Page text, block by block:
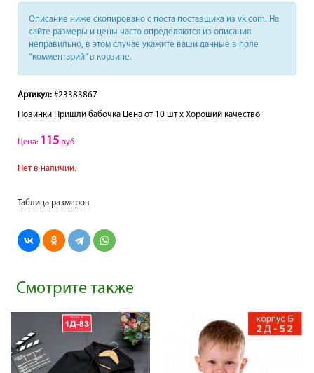
Описание ниже скопировано с поста поставщика из vk.com. На
сайте размеры и цены часто определяются из описания
неправильно, в этом случае укажите ваши данные в поле
“комментарий” в корзине.
Артикул: #23383867
Новинки Пришли бабочка Цена от 10 шт х Хороший качество
Цена: 115 руб
Нет в наличии.
Таблица размеров
Смотрите также